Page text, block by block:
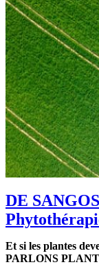
DE
Et si les plantes
PARLONS